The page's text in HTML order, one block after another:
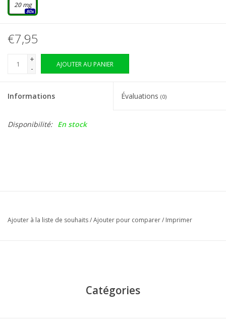
20 mg
80x
€7,95
+
-
AJOUTER AU PANIER
Informations Évaluations (0)
Disponibilité: En stock
Ajouter à la liste de souhaits/Ajouter pour comparer/ Imprimer
Catégories